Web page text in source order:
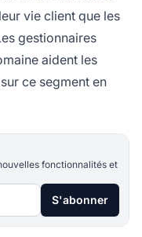
vie client que les
gestionnaires
aident les
ce segment en
fonctionnalités et
S'abonner